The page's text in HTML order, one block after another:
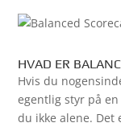
HVAD ER
Hvis du
egentlig styr på
du ikke alene.